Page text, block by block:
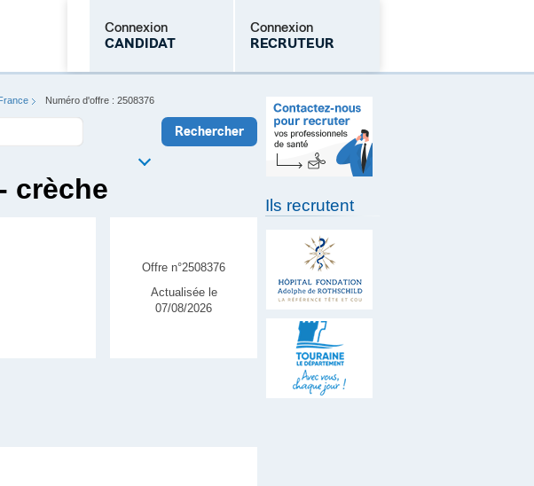
Connexion
CANDIDAT
Connexion
RECRUTEUR
Mot de passe oublié
Numéro d'offre : 2508376
crèche
Offre n°2508376
Actualisée le
07/08/2026
Ils recrutent